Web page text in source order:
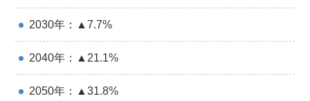
2030年：▲7.7%
2040年：▲21.1%
2050年：▲31.8%